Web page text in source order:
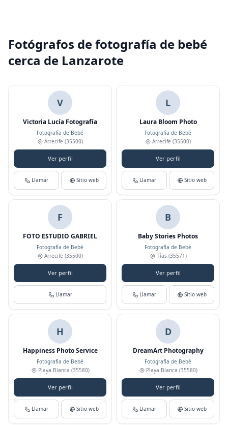
Fotógrafos de fotografía de bebé
cerca de Lanzarote
V
Victoria Lucía Fotografía
Fotografía de Bebé
Arrecife (35500)
Ver perfil
Llamar Sitio web
L
Laura Bloom Photo
Fotografía de Bebé
Arrecife (35500)
Ver perfil
Llamar Sitio web
F
FOTO ESTUDIO GABRIEL
Fotografía de Bebé
Arrecife (35500)
Ver perfil
Llamar
B
Baby Stories Photos
Fotografía de Bebé
Tías(35571)
Ver perfil
Llamar Sitio web
H
Happiness Photo Service
Fotografía de Bebé
Playa Blanca (35580)
Ver perfil
Llamar Sitio web
D
DreamArt Photography
Fotografía de Bebé
Playa Blanca (35580)
Ver perfil
Llamar Sitio web